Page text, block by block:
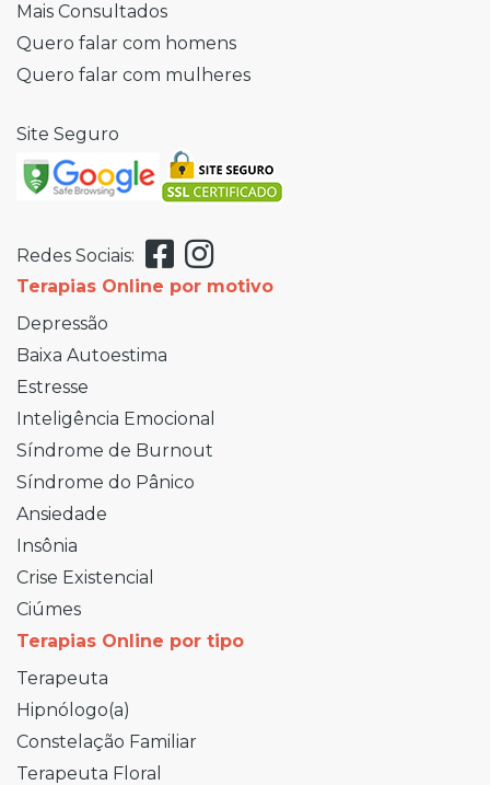
Mais Consultados
Quero falar com homens
Quero falar com mulheres
Site Seguro
Redes Sociais:
Terapias Online por motivo
Depressão
Baixa Autoestima
Estresse
Inteligência Emocional
Síndrome de Burnout
Síndrome do Pânico
Ansiedade
Insônia
Crise Existencial
Ciúmes
Terapias Online por tipo
Terapeuta
Hipnólogo(a)
Constelação Familiar
Terapeuta Floral